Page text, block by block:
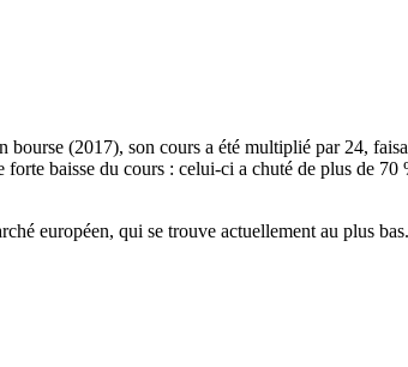
(2017), son cours a été multiplié par 24,
baisse du cours : celui-ci a chuté de plus de
européen, qui se trouve actuellement au plus bas.